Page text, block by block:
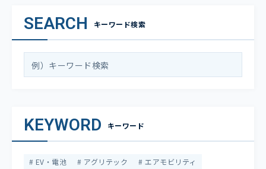
SEARCH キーワード検索
KEYWORD キーワード
EV・電池 アグリテック
エアモビリティ